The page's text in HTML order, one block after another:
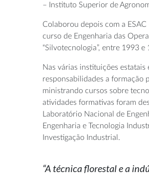
– Instituto Superior de
Colaborou depois com a
curso de Engenharia das
“Silvotecnologia”, entre 1993 e
Nas várias instituições
responsabilidades a formação
ministrando cursos sobre
atividades formativas foram
Laboratório Nacional de
Engenharia e Tecnologia
Investigação Industrial.
“A técnica florestal e a